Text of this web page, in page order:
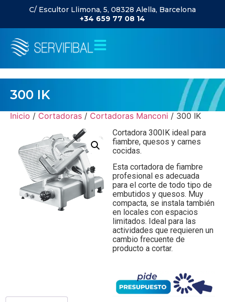
C/ Escultor Llimona, 5, 08328 Alella, Barcelona
+34 659 77 08 14
300 IK
Inicio / Cortadoras / Cortadoras Manconi / 300 IK
Cortadora 300IK ideal para
fiambre, quesos y carnes
cocidas.
Esta cortadora de fiambre
profesional es adecuada
para el corte de todo tipo de
embutidos y quesos. Muy
compacta, se instala también
en locales con espacios
limitados. Ideal para las
actividades que requieren un
cambio frecuente de
producto a cortar.